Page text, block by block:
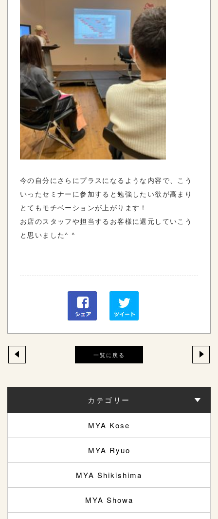
今の自分にさらにプラスになるような内容で、こう
いったセミナーに参加すると勉強したい欲が高まり
とてもモチベーションが上がります！
お店のスタッフや担当するお客様に還元していこう
と思いました^ ^
一覧に戻る
カテゴリー
MYA Kose
MYA Ryuo
MYA Shikishima
MYA Showa